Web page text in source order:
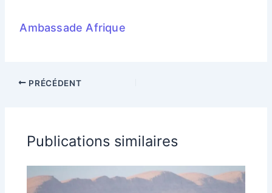
Ambassade Afrique
PRÉCÉDENT
Publications similaires